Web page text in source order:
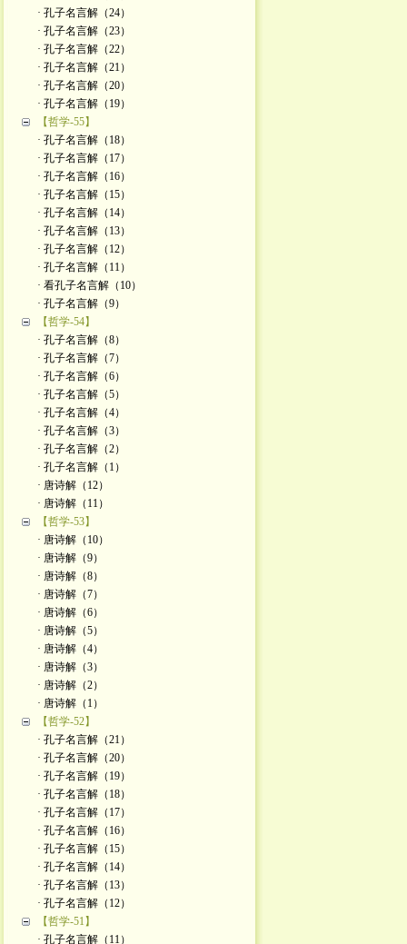
· 孔子名言解（24）
· 孔子名言解（23）
· 孔子名言解（22）
· 孔子名言解（21）
· 孔子名言解（20）
· 孔子名言解（19）
【哲学-55】
· 孔子名言解（18）
· 孔子名言解（17）
· 孔子名言解（16）
· 孔子名言解（15）
· 孔子名言解（14）
· 孔子名言解（13）
· 孔子名言解（12）
· 孔子名言解（11）
· 看孔子名言解（10）
· 孔子名言解（9）
【哲学-54】
· 孔子名言解（8）
· 孔子名言解（7）
· 孔子名言解（6）
· 孔子名言解（5）
· 孔子名言解（4）
· 孔子名言解（3）
· 孔子名言解（2）
· 孔子名言解（1）
· 唐诗解（12）
· 唐诗解（11）
【哲学-53】
· 唐诗解（10）
· 唐诗解（9）
· 唐诗解（8）
· 唐诗解（7）
· 唐诗解（6）
· 唐诗解（5）
· 唐诗解（4）
· 唐诗解（3）
· 唐诗解（2）
· 唐诗解（1）
【哲学-52】
· 孔子名言解（21）
· 孔子名言解（20）
· 孔子名言解（19）
· 孔子名言解（18）
· 孔子名言解（17）
· 孔子名言解（16）
· 孔子名言解（15）
· 孔子名言解（14）
· 孔子名言解（13）
· 孔子名言解（12）
【哲学-51】
· 孔子名言解（11）